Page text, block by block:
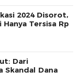
2024 Disorot,
Hanya Tersisa Rp
Dari
Skandal Dana